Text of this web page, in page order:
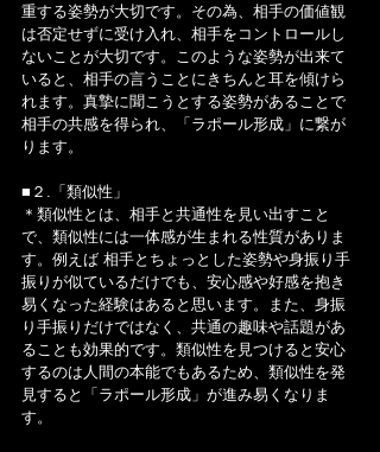
重する姿勢が大切です。その為、相手の価値観
は否定せずに受け入れ、相手をコントロールし
ないことが大切です。このような姿勢が出来て
いると、相手の言うことにきちんと耳を傾けら
れます。真摯に聞こうとする姿勢があることで
相手の共感を得られ、「ラポール形成」に繋が
ります。
■２.「類似性」
＊類似性とは、相手と共通性を見い出すこと
で、類似性には一体感が生まれる性質がありま
す。例えば 相手とちょっとした姿勢や身振り手
振りが似ているだけでも、安心感や好感を抱き
易くなった経験はあると思います。また、身振
り手振りだけではなく、共通の趣味や話題があ
ることも効果的です。類似性を見つけると安心
するのは人間の本能でもあるため、類似性を発
見すると「ラポール形成」が進み易くなりま
す。